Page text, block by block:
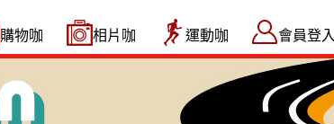
購物咖 相片咖 運動咖 會員登入